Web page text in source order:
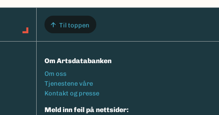
Til toppen
Om Artsdatabanken
Footermeny
Om oss
Tjenestene våre
Kontakt og presse
Meld inn feil på nettsider: